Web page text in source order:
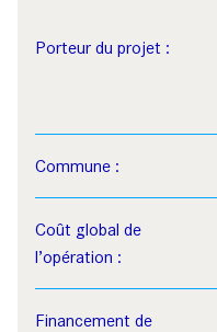
Porteur du projet :
Commune :
Coût global de
l’opération :
Financement de